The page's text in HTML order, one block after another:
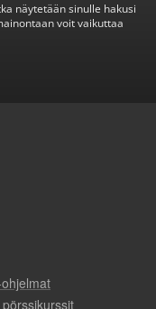
näytetään sinulle hakusi
voit vaikuttaa